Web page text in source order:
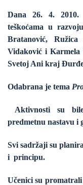
Dana 26. 4. 2010.
teškoćama u
Bratanović,
Vidaković i Karmela
Svetoj Ani kraj
Odabrana je tema
Aktivnosti su
predmetnu nastavu i
Svi sadržaji su
i principu.
Učenici su